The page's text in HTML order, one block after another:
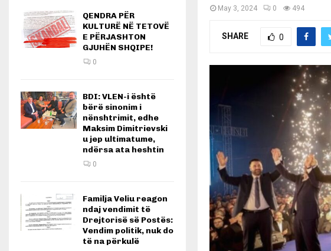
May 3, 2024 0 494
SHARE 0
QENDRA PËR
KULTURË NË TETOVË
E PËRJASHTON
GJUHËN SHQIPE!
0
BDI: VLEN-i është
bërë sinonim i
nënshtrimit, edhe
Maksim Dimitrievski
u jep ultimatume,
ndërsa ata heshtin
0
Familja Veliu reagon
ndaj vendimit të
Drejtorisë së Postës:
Vendim politik, nuk do
të na përkulë